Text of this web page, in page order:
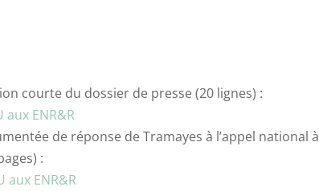
courte du dossier de presse (20 lignes) :
aux ENR&R
de réponse de Tramayes à l’appel national à
:
aux ENR&R